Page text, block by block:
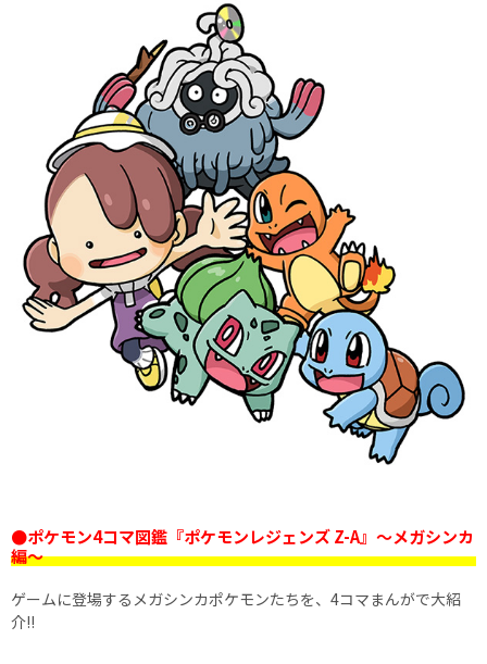
●ポケモン4コマ図鑑『ポケモンレジェンズ Z-A』〜メガシンカ
編〜
ゲームに登場するメガシンカポケモンたちを、4コマまんがで大紹
介!!